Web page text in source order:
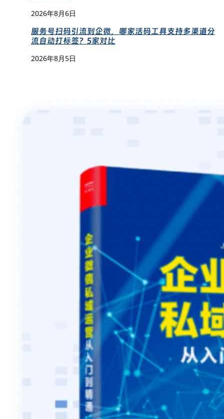
2026年8月6日
服务号扫码引流到企微，哪家活码工具支持多渠道分
流自动打标签？5家对比
2026年8月5日